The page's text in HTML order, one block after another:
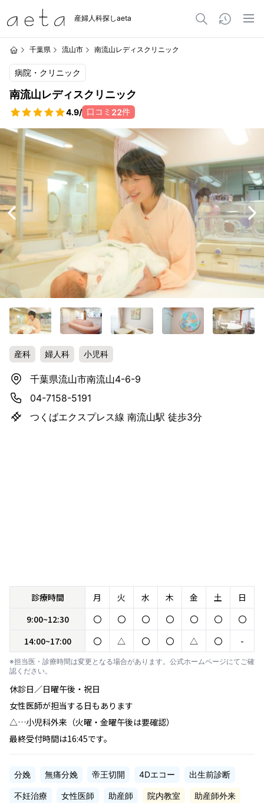
産婦人科探しaeta
千葉県 流山市 南流山レディスクリニック
病院・クリニック
南流山レディスクリニック
4.9/ 口コミ 22件
産科 婦人科 小児科
千葉県流山市南流山4-6-9
04-7158-5191
つくばエクスプレス線 南流山駅 徒歩3分
診療時間 月 火 水 木 金 土
日
9:00~12:30
〇 〇 〇 〇 〇 〇
〇
14:00~17:00
〇 △ 〇 〇 △ 〇 -
※担当医・診療時間は変更となる場合があります。公式ホームページにてご確
認ください。
休診日／日曜午後・祝日
女性医師が担当する日もあります
△…小児科外来（火曜・金曜午後は要確認）
最終受付時間は16:45です。
分娩 無痛分娩 帝王切開 4Dエコー 出生前診断
不妊治療 女性医師 助産師 院内教室 助産師外来